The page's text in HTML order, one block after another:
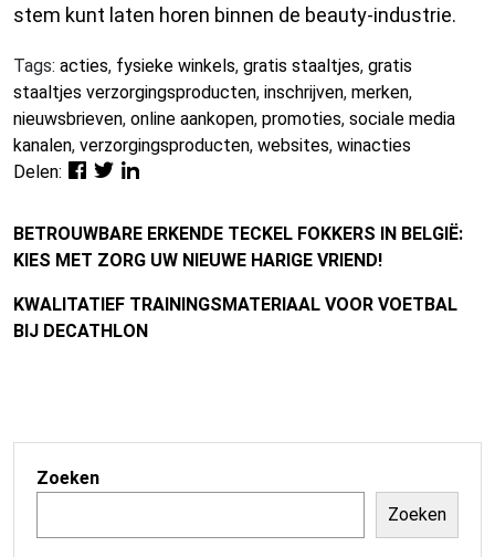
stem kunt laten horen binnen de beauty-industrie.
Tags: acties, fysieke winkels, gratis staaltjes, gratis
staaltjes verzorgingsproducten, inschrijven, merken,
nieuwsbrieven, online aankopen, promoties, sociale media
kanalen, verzorgingsproducten, websites, winacties
Delen:
BETROUWBARE ERKENDE TECKEL FOKKERS IN BELGIË:
KIES MET ZORG UW NIEUWE HARIGE VRIEND!
KWALITATIEF TRAININGSMATERIAAL VOOR VOETBAL
BIJ DECATHLON
Zoeken
Zoeken